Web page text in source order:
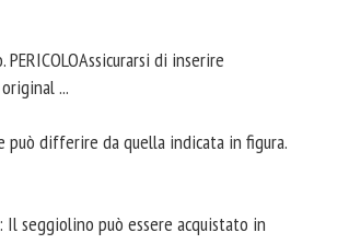
di inserire
...
differire da quella indicata in figura.
Il seggiolino può essere acquistato in